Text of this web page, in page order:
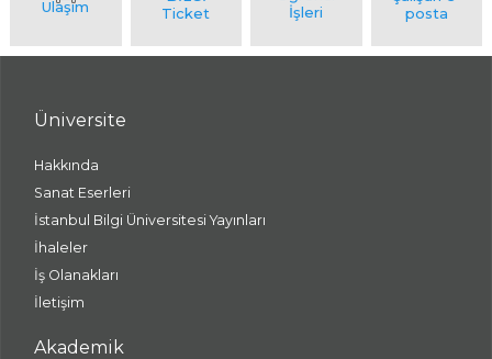
Üniversite
Hakkında
Sanat Eserleri
İstanbul Bilgi Üniversitesi Yayınları
İhaleler
İş Olanakları
İletişim
Akademik